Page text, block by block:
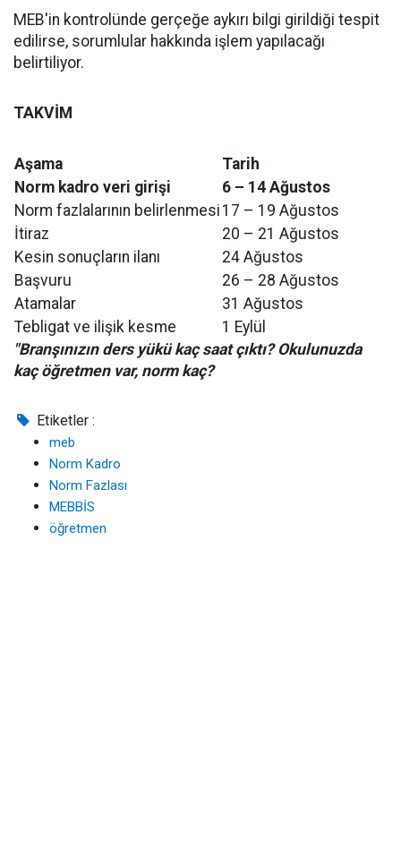
MEB'in kontrolünde gerçeğe aykırı bilgi girildiği tespit
edilirse, sorumlular hakkında işlem yapılacağı
belirtiliyor.
TAKVİM
Aşama
Tarih
Norm kadro veri girişi
6 – 14 Ağustos
Norm fazlalarının belirlenmesi 17 – 19 Ağustos
İtiraz
20 – 21 Ağustos
Kesin sonuçların ilanı
24 Ağustos
Başvuru
26 – 28 Ağustos
Atamalar
31 Ağustos
Tebligat ve ilişik kesme
1 Eylül
"Branşınızın ders yükü kaç saat çıktı? Okulunuzda
kaç öğretmen var, norm kaç?
Etiketler :
meb
Norm Kadro
Norm Fazlası
MEBBİS
öğretmen